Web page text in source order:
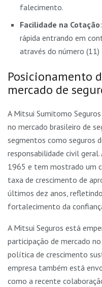
falecimento.
Facilidade na Cotação
rápida entrando em
através do número
Posicionamento
mercado de
A Mitsui Sumitomo
no mercado brasileiro de
segmentos como seguros
responsabilidade civil
1965 e tem mostrado um
taxa de crescimento de
últimos dez anos,
fortalecimento da
A Mitsui Seguros está
participação de mercado
política de crescimento
empresa também está
como a recente